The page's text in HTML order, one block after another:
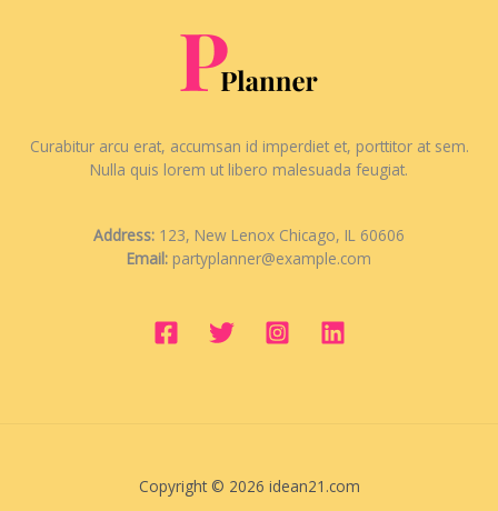
Curabitur arcu erat, accumsan id imperdiet et, porttitor at sem.
Nulla quis lorem ut libero malesuada feugiat.
Address: 123, New Lenox Chicago, IL 60606
Email: partyplanner@example.com
Copyright © 2026 idean21.com